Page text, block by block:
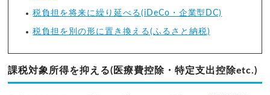
税負担を将来に繰り延べる(iDeCo・企業型DC)
税負担を別の形に置き換える(ふるさと納税)
課税対象所得を抑える(医療費控除・特定支出控除etc.)